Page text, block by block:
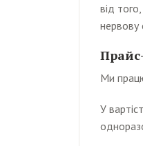
від
нервову
Ми
У